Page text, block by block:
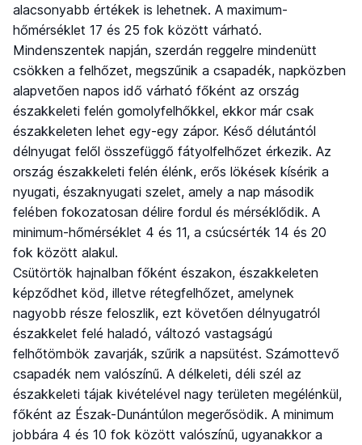
alacsonyabb értékek is lehetnek. A maximum-
hőmérséklet 17 és 25 fok között várható.
Mindenszentek napján, szerdán reggelre mindenütt
csökken a felhőzet, megszűnik a csapadék, napközben
alapvetően napos idő várható főként az ország
északkeleti felén gomolyfelhőkkel, ekkor már csak
északkeleten lehet egy-egy zápor. Késő délutántól
délnyugat felől összefüggő fátyolfelhőzet érkezik. Az
ország északkeleti felén élénk, erős lökések kísérik a
nyugati, északnyugati szelet, amely a nap második
felében fokozatosan délire fordul és mérséklődik. A
minimum-hőmérséklet 4 és 11, a csúcsérték 14 és 20
fok között alakul.
Csütörtök hajnalban főként északon, északkeleten
képződhet köd, illetve rétegfelhőzet, amelynek
nagyobb része feloszlik, ezt követően délnyugatról
északkelet felé haladó, változó vastagságú
felhőtömbök zavarják, szűrik a napsütést. Számottevő
csapadék nem valószínű. A délkeleti, déli szél az
északkeleti tájak kivételével nagy területen megélénkül,
főként az Észak-Dunántúlon megerősödik. A minimum
jobbára 4 és 10 fok között valószínű, ugyanakkor a